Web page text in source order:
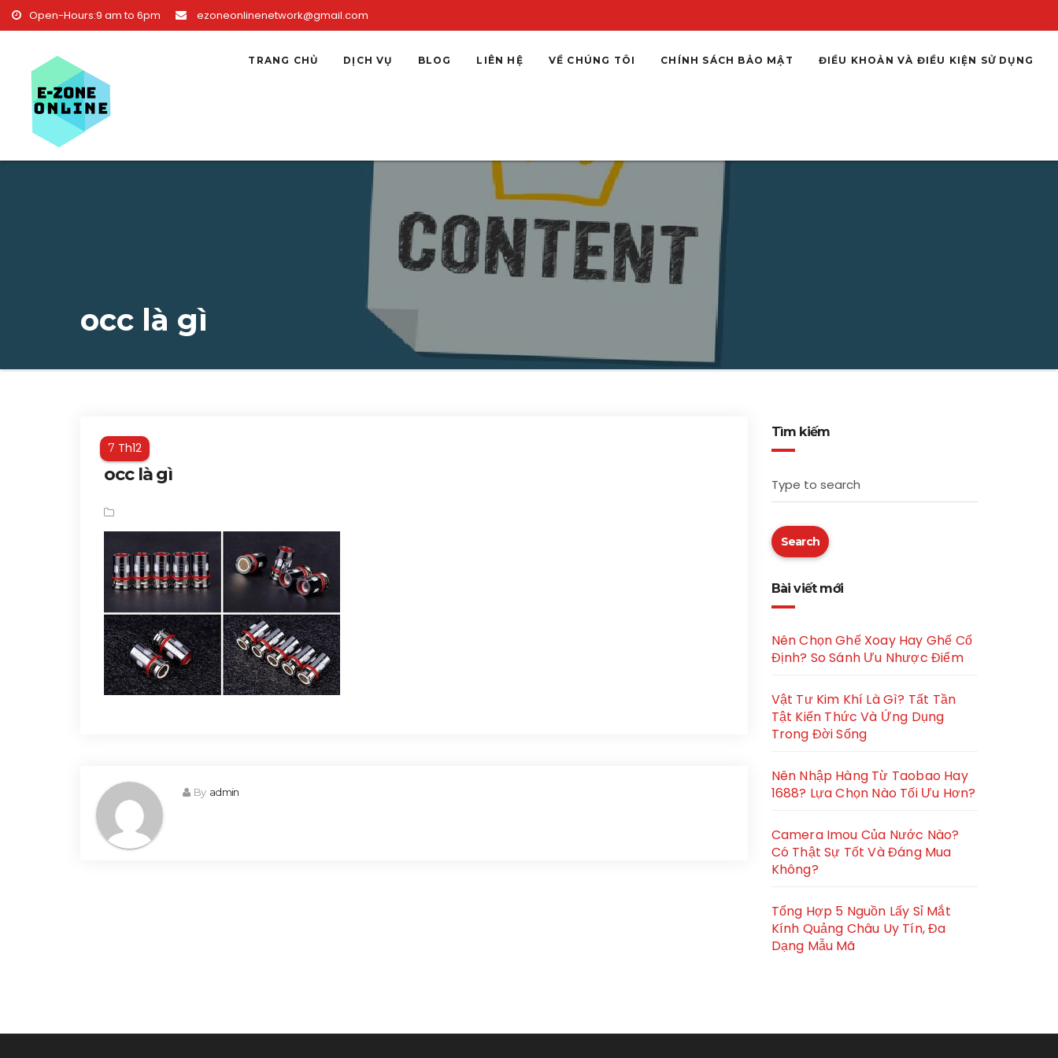
Skip to content
Open-Hours:9 am to 6pm ezoneonlinenetwork@gmail.com
TRANG CHỦ DỊCH VỤ BLOG LIÊN HỆ VỀ CHÚNG TÔI CHÍNH SÁCH BẢO MẬT ĐIỀU KHOẢN VÀ ĐIỀU KIỆN SỬ DỤNG
occ là gì
7 Th12
occ là gì
By admin
Tìm kiếm
Type to search
Search
Bài viết mới
Nên Chọn Ghế Xoay Hay Ghế Cố
Định? So Sánh Ưu Nhược Điểm
Vật Tư Kim Khí Là Gì? Tất Tần
Tật Kiến Thức Và Ứng Dụng
Trong Đời Sống
Nên Nhập Hàng Từ Taobao Hay
1688? Lựa Chọn Nào Tối Ưu Hơn?
Camera Imou Của Nước Nào?
Có Thật Sự Tốt Và Đáng Mua
Không?
Tổng Hợp 5 Nguồn Lấy Sỉ Mắt
Kính Quảng Châu Uy Tín, Đa
Dạng Mẫu Mã